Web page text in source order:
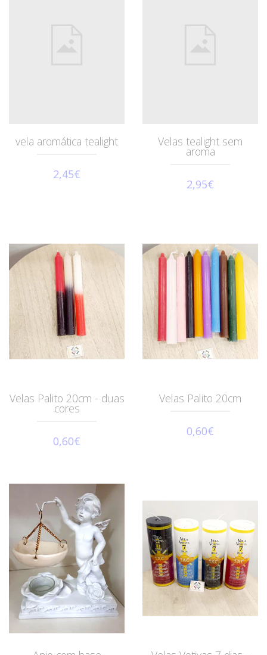
vela aromática tealight
2,45€
Velas tealight sem
aroma
2,95€
Velas Palito 20cm - duas
cores
0,60€
Velas Palito 20cm
0,60€